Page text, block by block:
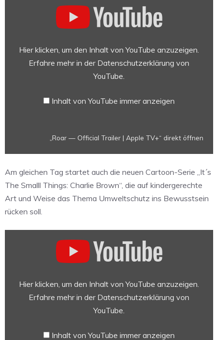
Hier klicken, um den Inhalt von YouTube anzuzeigen.
Erfahre mehr in der Datenschutzerklärung von
YouTube.
Inhalt von YouTube immer anzeigen
„Roar — Official Trailer | Apple TV+“ direkt öffnen
Am gleichen Tag startet auch die neuen Cartoon-Serie „It´s
The Smalll Things: Charlie Brown“, die auf kindergerechte
Art und Weise das Thema Umweltschutz ins Bewusstsein
rücken soll.
CharlieHier klicken, um den Inhalt von YouTube anzuzeigen.
Erfahre mehr in der Datenschutzerklärung von
YouTube.
Inhalt von YouTube immer anzeigen